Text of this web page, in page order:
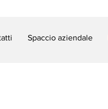
Spaccio aziendale